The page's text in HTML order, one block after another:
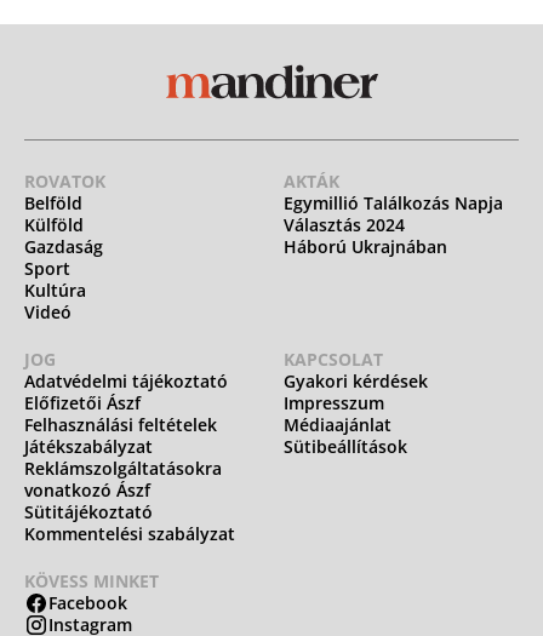
ROVATOK
Belföld
Külföld
Gazdaság
Sport
Kultúra
Videó
AKTÁK
Egymillió Találkozás Napja
Választás 2024
Háború Ukrajnában
JOG
Adatvédelmi tájékoztató
Előfizetői Ászf
Felhasználási feltételek
Játékszabályzat
Reklámszolgáltatásokra
vonatkozó Ászf
Sütitájékoztató
Kommentelési szabályzat
KAPCSOLAT
Gyakori kérdések
Impresszum
Médiaajánlat
Sütibeállítások
KÖVESS MINKET
Facebook
Instagram